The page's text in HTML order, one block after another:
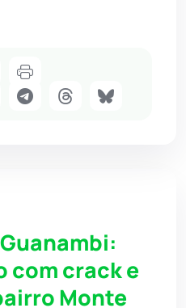
com crack e
Monte